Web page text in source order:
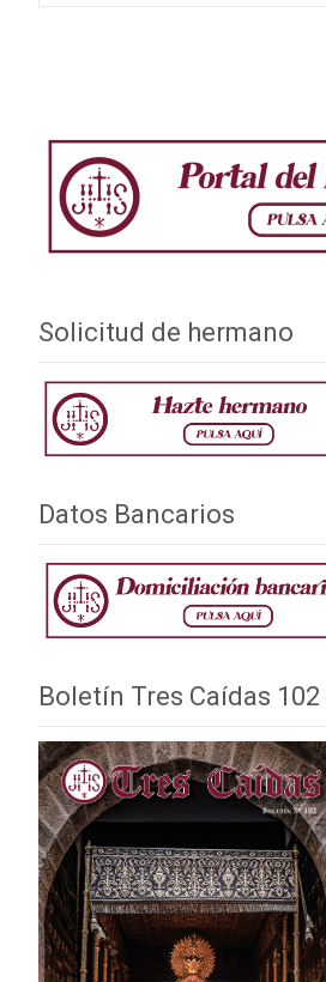
Solicitud de hermano
Datos Bancarios
Boletín Tres Caídas 102